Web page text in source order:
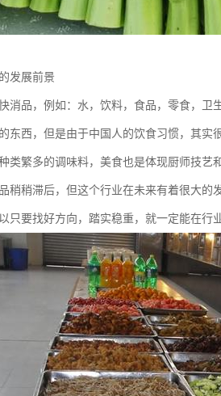
发展前景
消品，例如：水，饮料，食品，零食，
东西，但是由于中国人的饮食习惯，其
类繁多的调味料，美食也是体现厨师技艺
稍稍滞后，但这个行业在未来有着很大
只要找好方向，踏实稳重，就一定能在行